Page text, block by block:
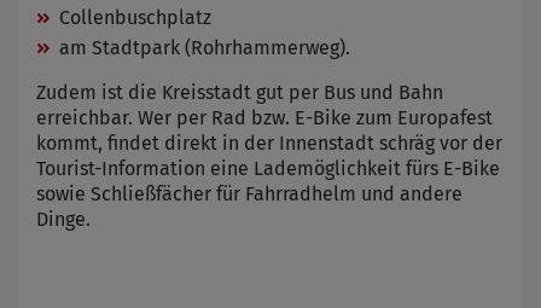
Collenbuschplatz
am Stadtpark (Rohrhammerweg).
Zudem ist die Kreisstadt gut per Bus und Bahn
erreichbar. Wer per Rad bzw. E-Bike zum Europafest
kommt, findet direkt in der Innenstadt schräg vor der
Tourist-Information eine Lademöglichkeit fürs E-Bike
sowie Schließfächer für Fahrradhelm und andere
Dinge.